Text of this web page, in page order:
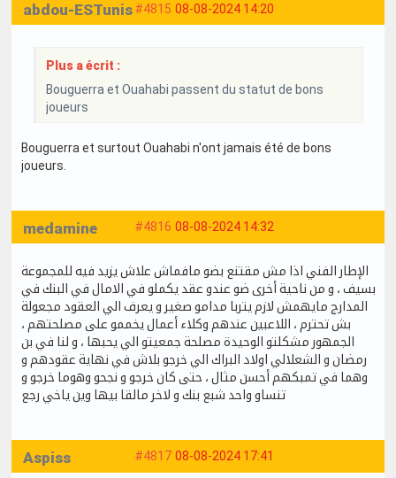
#4815 08-08-2024 14:20
abdou-ESTunis
Plus a écrit :
Bouguerra et Ouahabi passent du statut de bons
joueurs
Bouguerra et surtout Ouahabi n'ont jamais été de bons
joueurs.
#4816 08-08-2024 14:32
medamine
الإطار الفني اذا مش مقتنع بضو مافماش علاش يزيد فيه للمجموعة
بسيف ، و من ناحية أخرى ضو عندو عقد يكملو في الامال في البنك في
المدارج مايهمش لازم يتربا مدامو صغير و يعرف الي العقود مجعولة
بش تحترم ، اللاعبين عندهم وكلاء أعمال يخممو على مصلحتهم ،
الجمهور مشكلتو الوحيدة مصلحة جمعيتو الي يحبها ، و لنا في بن
رمضان و الشعلالي اولاد البراك الي خرجو بلاش في نهاية عقودهم و
وهما في تمبكهم أحسن مثال ، حتى كان خرجو و نجحو وهوما خرجو و
تنساو واحد شبع بنك و لاخر مالقا بيها وين ياخي رجع
#4817 08-08-2024 17:41
Aspiss